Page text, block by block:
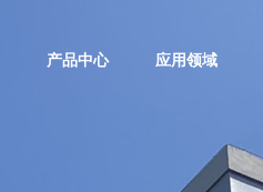
产品中心 应用领域